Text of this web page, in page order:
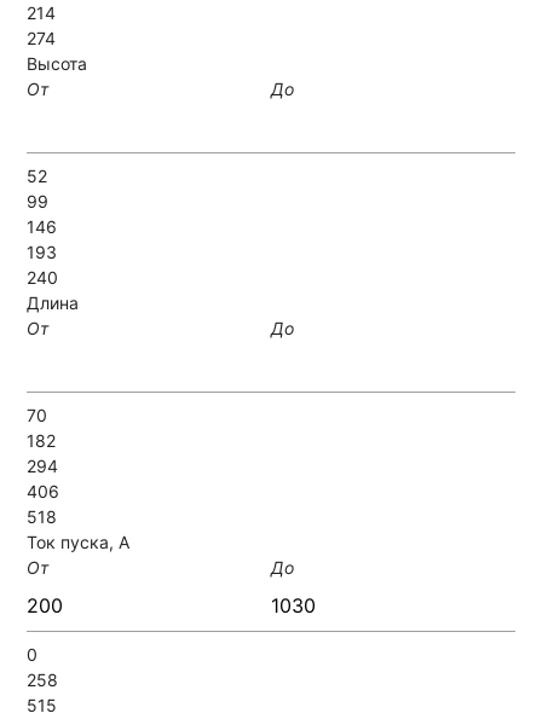
214
274
Высота
От
До
52
99
146
193
240
Длина
От
До
70
182
294
406
518
Ток пуска, А
От
До
0
258
515